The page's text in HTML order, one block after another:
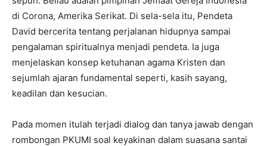
di Corona, Amerika Serikat. Di sela-sela itu, Pendeta
David bercerita tentang perjalanan hidupnya sampai
pengalaman spiritualnya menjadi pendeta. Ia juga
menjelaskan konsep ketuhanan agama Kristen dan
sejumlah ajaran fundamental seperti, kasih sayang,
keadilan dan kesucian.
Pada momen itulah terjadi dialog dan tanya jawab dengan
rombongan PKUMI soal keyakinan dalam suasana santai